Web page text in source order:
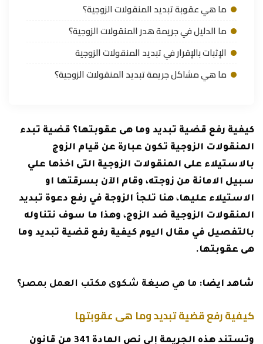
ما هي عقوبة تبديد المنقولات الزوجية؟
ما الدليل في جريمة هدر المنقولات الزوجية؟
الإثبات بالإقرار في تبديد المنقولات الزوجية
ما هي مشاكل جريمة تبديد المنقولات الزوجية؟
كيفية رفع قضية تبديد وما هى عقوبتها؟ قضية تبدء
المنقولات الزوجية تكون عبارة عن قيام الزوج
بالاستيلاء على المنقولات الزوجية التى اخذها علي
سبيل الامانة من زوجته، وقام الآن بسرقتها او
الاستيلاء عليها، هنا تلجأ الزوجة في رفع دعوة تبديد
المنقولات الزوجية ضد الزوج، وهذا ما سوف نتناوله
بالتفصيل في مقال اليوم كيفية رفع قضية تبديد وما
هى عقوبتها.
شاهد ايضا: ما هي صيغة شكوى مكتب العمل بمصر؟
كيفية رفع قضية تبديد وما هى عقوبتها
وتستند هذه الجريمة إلى نص المادة 341 من قانون